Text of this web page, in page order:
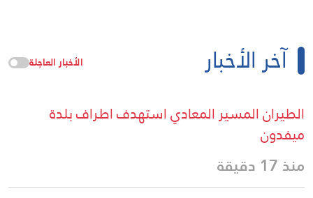
آخر الأخبار الأخبار العاجلة
الطيران المسير المعادي استهدف اطراف بلدة
ميفدون
منذ 17 دقيقة